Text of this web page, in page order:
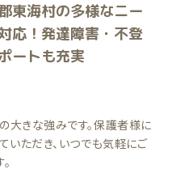
東海村の多様なニー
応！発達障害・不登
ートも充実
大きな強みです。保護者様に
ただき、いつでも気軽にご